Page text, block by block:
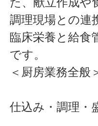
調理現場との連
臨床栄養と給食
です。
＜厨房業務全般
仕込み・調理・